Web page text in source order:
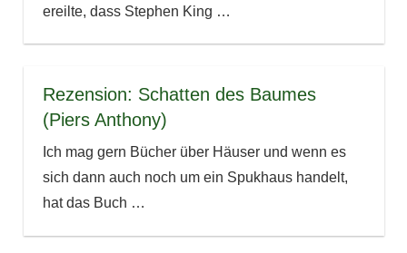
ereilte, dass Stephen King …
Rezension: Schatten des Baumes
(Piers Anthony)
Ich mag gern Bücher über Häuser und wenn es
sich dann auch noch um ein Spukhaus handelt,
hat das Buch …